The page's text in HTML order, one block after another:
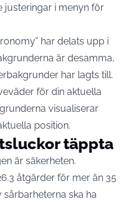
justeringar i menyn för
har delats upp i
är desamma,
har lagts till.
för din aktuella
visualiserar
position.
täppta
är säkerheten.
åtgärder för mer än 35
sårbarheterna ska ha